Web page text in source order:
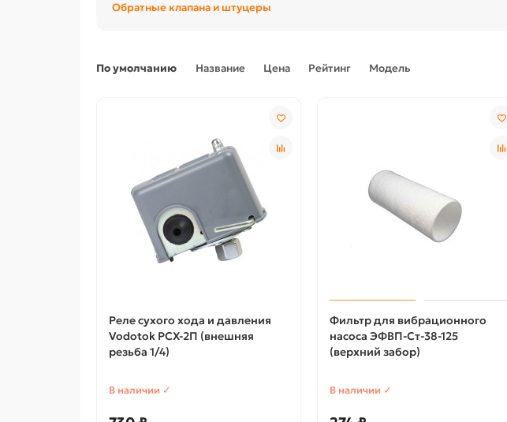
Обратные клапана и штуцеры
По умолчанию Название Цена Рейтинг Модель
Реле сухого хода и давления
Vodotok РСХ-2П (внешняя
резьба 1/4)
В наличии ✓
Фильтр для вибрационного
насоса ЭФВП-Ст-38-125
(верхний забор)
В наличии ✓